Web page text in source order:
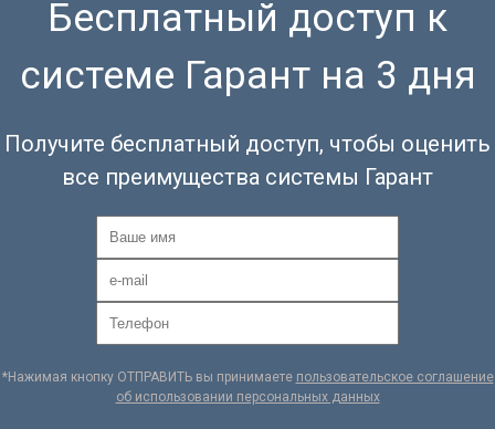
Бесплатный доступ к
системе Гарант на 3 дня
Получите бесплатный доступ, чтобы оценить
все преимущества системы Гарант
*Нажимая кнопку ОТПРАВИТЬ вы принимаете пользовательское соглашение
об использовании персональных данных